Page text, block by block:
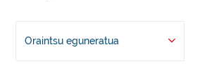
Oraintsu eguneratua